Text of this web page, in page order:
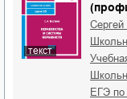
текст
ЕГЭ